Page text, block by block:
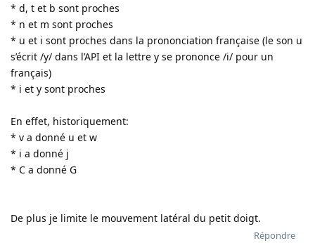
* d, t et b sont proches
* n et m sont proches
* u et i sont proches dans la prononciation française (le son u
s’écrit /y/ dans l’API et la lettre y se prononce /i/ pour un
français)
* i et y sont proches
En effet, historiquement:
* v a donné u et w
* i a donné j
* C a donné G
De plus je limite le mouvement latéral du petit doigt.
Répondre